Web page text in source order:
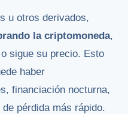
u otros derivados,
la criptomoneda,
sigue su precio. Esto
haber
financiación nocturna,
pérdida más rápido.